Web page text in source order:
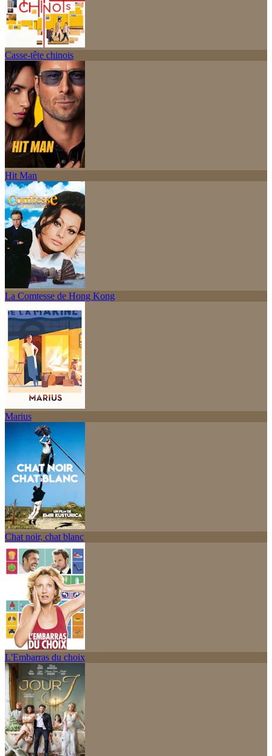
Casse-tête chinois
Hit Man
La Comtesse de Hong Kong
Marius
Chat noir, chat blanc
L'Embarras du choix